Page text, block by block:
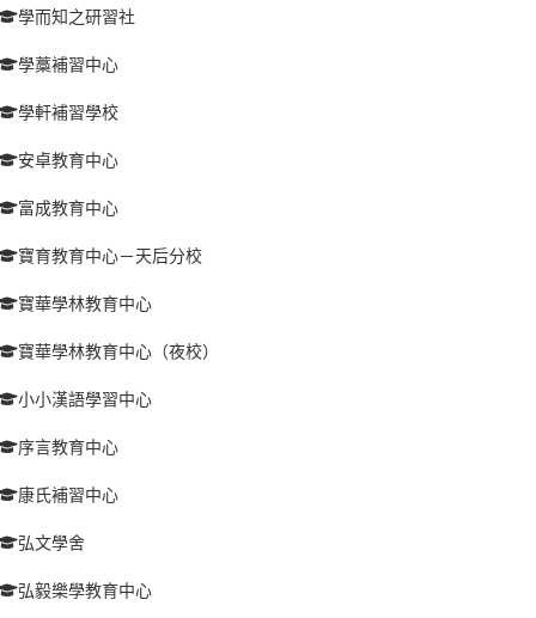
學而知之研習社
學藁補習中心
學軒補習學校
安卓教育中心
富成教育中心
寶育教育中心－天后分校
寶華學林教育中心
寶華學林教育中心（夜校）
小小漢語學習中心
序言教育中心
康氏補習中心
弘文學舍
弘毅樂學教育中心